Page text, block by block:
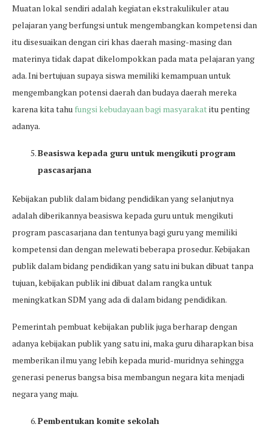
Muatan lokal sendiri adalah kegiatan ekstrakulikuler atau
pelajaran yang berfungsi untuk mengembangkan kompetensi dan
itu disesuaikan dengan ciri khas daerah masing-masing dan
materinya tidak dapat dikelompokkan pada mata pelajaran yang
ada. Ini bertujuan supaya siswa memiliki kemampuan untuk
mengembangkan potensi daerah dan budaya daerah mereka
karena kita tahu fungsi kebudayaan bagi masyarakatitu penting
adanya.
Beasiswa kepada guru untuk mengikuti program
pascasarjana
Kebijakan publik dalam bidang pendidikan yang selanjutnya
adalah diberikannya beasiswa kepada guru untuk mengikuti
program pascasarjana dan tentunya bagi guru yang memiliki
kompetensi dan dengan melewati beberapa prosedur. Kebijakan
publik dalam bidang pendidikan yang satu ini bukan dibuat tanpa
tujuan, kebijakan publik ini dibuat dalam rangka untuk
meningkatkan SDM yang ada di dalam bidang pendidikan.
Pemerintah pembuat kebijakan publik juga berharap dengan
adanya kebijakan publik yang satu ini, maka guru diharapkan bisa
memberikan ilmu yang lebih kepada murid-muridnya sehingga
generasi penerus bangsa bisa membangun negara kita menjadi
negara yang maju.
Pembentukan komite sekolah